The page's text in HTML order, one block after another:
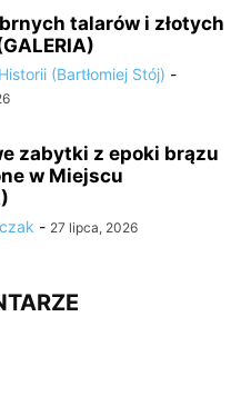
talarów i złotych
(Bartłomiej Stój) -
zabytki z epoki brązu
w Miejscu
- 27 lipca, 2026